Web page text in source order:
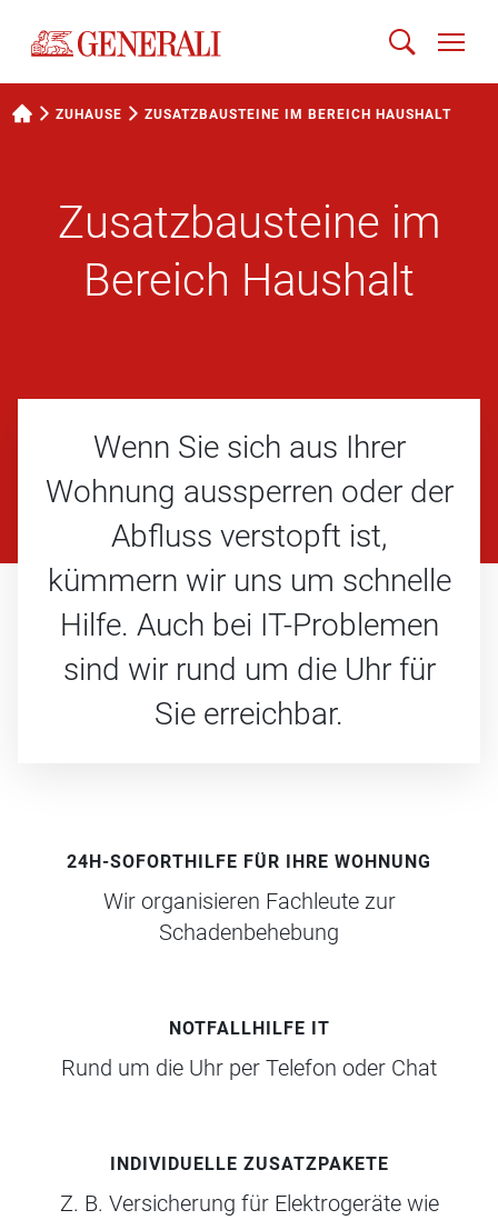
ZUHAUSE ZUSATZBAUSTEINE IM BEREICH HAUSHALT
Zusatzbausteine im
Bereich Haushalt
Wenn Sie sich aus Ihrer
Wohnung aussperren oder der
Abfluss verstopft ist,
kümmern wir uns um schnelle
Hilfe. Auch bei IT-Problemen
sind wir rund um die Uhr für
Sie erreichbar.
24H-SOFORTHILFE FÜR IHRE WOHNUNG
Wir organisieren Fachleute zur
Schadenbehebung
NOTFALLHILFE IT
Rund um die Uhr per Telefon oder Chat
INDIVIDUELLE ZUSATZPAKETE
Z. B. Versicherung für Elektrogeräte wie